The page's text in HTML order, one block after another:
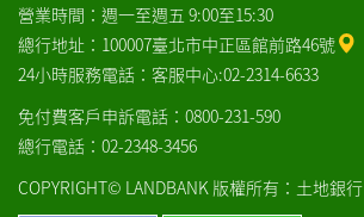
營業時間：週一至週五 9:00至15:30
總行地址：100007臺北市中正區館前路46號
24小時服務電話：客服中心:02-2314-6633
免付費客戶申訴電話：0800-231-590
總行電話：02-2348-3456
COPYRIGHT© LANDBANK 版權所有：土地銀行